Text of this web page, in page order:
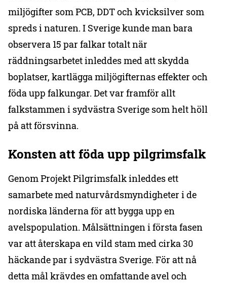
miljögifter som PCB, DDT och kvicksilver som
spreds i naturen. I Sverige kunde man bara
observera 15 par falkar totalt när
räddningsarbetet inleddes med att skydda
boplatser, kartlägga miljögifternas effekter och
föda upp falkungar. Det var framför allt
falkstammen i sydvästra Sverige som helt höll
på att försvinna.
Konsten att föda upp pilgrimsfalk
Genom Projekt Pilgrimsfalk inleddes ett
samarbete med naturvårdsmyndigheter i de
nordiska länderna för att bygga upp en
avelspopulation. Målsättningen i första fasen
var att återskapa en vild stam med cirka 30
häckande par i sydvästra Sverige. För att nå
detta mål krävdes en omfattande avel och